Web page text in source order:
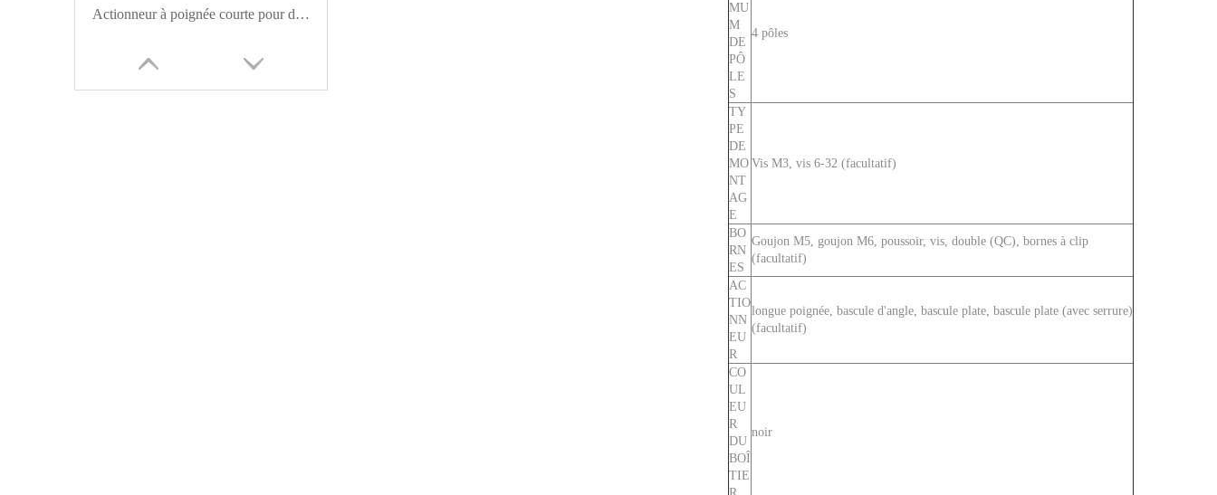
Actionneur à poignée courte pour disjoncteur magnétique hydraulique CVP-FR avec balle 1P
MU
M
DE
PÔ
LE
S
4 pôles
TY
PE
DE
MO
NT
AG
E
Vis M3, vis 6-32 (facultatif)
BO
RN
ES
Goujon M5, goujon M6, poussoir, vis, double (QC), bornes à clip
(facultatif)
AC
TIO
NN
EU
R
longue poignée, bascule d'angle, bascule plate, bascule plate (avec serrure)
(facultatif)
CO
UL
EU
R
DU
BOÎ
TIE
noir